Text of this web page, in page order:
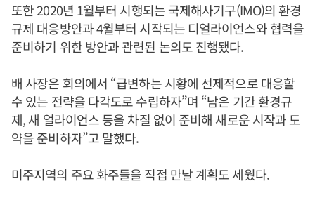
또한 2020년 1월부터 시행되는 국제해사기구(IMO)의 환경
규제 대응방안과 4월부터 시작되는 디얼라이언스와 협력을
준비하기 위한 방안과 관련된 논의도 진행됐다.
배 사장은 회의에서 “급변하는 시황에 선제적으로 대응할
수 있는 전략을 다각도로 수립하자”며 “남은 기간 환경규
제, 새 얼라이언스 등을 차질 없이 준비해 새로운 시작과 도
약을 준비하자”고 말했다.
미주지역의 주요 화주들을 직접 만날 계획도 세웠다.